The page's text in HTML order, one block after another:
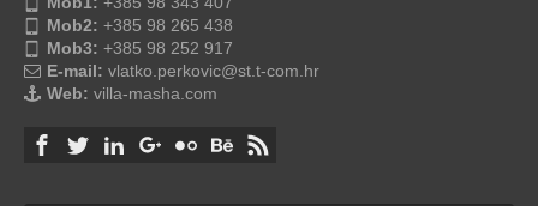
Mob2: +385 98 265 438
Mob3: +385 98 252 917
E-mail: vlatko.perkovic@st.t-com.hr
Web: villa-masha.com